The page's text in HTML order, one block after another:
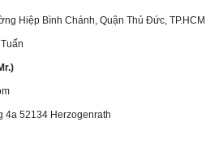
Hiệp Bình Chánh, Quận Thủ Đức, TP.HCM
4a 52134 Herzogenrath